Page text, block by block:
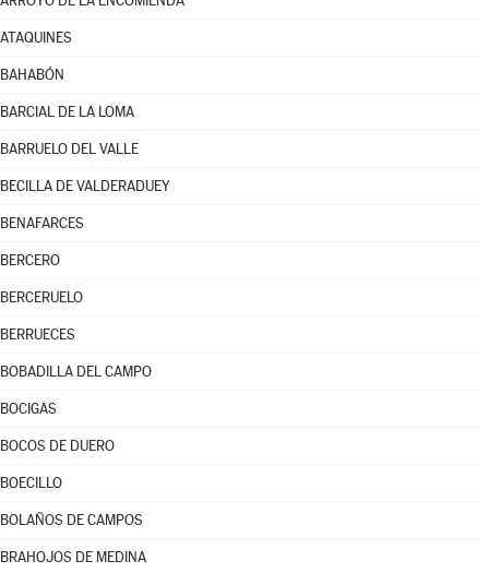
ATAQUINES
BAHABÓN
BARCIAL DE LA LOMA
BARRUELO DEL VALLE
BECILLA DE VALDERADUEY
BENAFARCES
BERCERO
BERCERUELO
BERRUECES
BOBADILLA DEL CAMPO
BOCIGAS
BOCOS DE DUERO
BOECILLO
BOLAÑOS DE CAMPOS
BRAHOJOS DE MEDINA